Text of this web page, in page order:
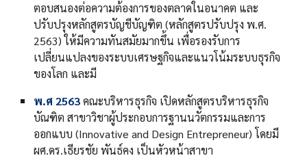
ตอบสนองต่อความต้องการของตลาดในอนาคต และ
ปรับปรุงหลักสูตรบัญชีบัญฑิต (หลักสูตรปรับปรุง พ.ศ.
2563) ให้มีความทันสมัยมากขึ้น เพื่อรองรับการ
เปลี่ยนแปลงของระบบเศรษฐกิจและแนวโน้มระบบธุรกิจ
ของโลก และมี
พ.ศ 2563คณะบริหารธุรกิจ เปิดหลักสูตรบริหารธุรกิจ
บัณฑิต สาขาวิชาผู้ประกอบการฐานนวัตกรรมและการ
ออกแบบ (Innovative and Design Entrepreneur) โดยมี
ผศ.ดร.เธียรชัย พันธ์คง เป็นหัวหน้าสาขา